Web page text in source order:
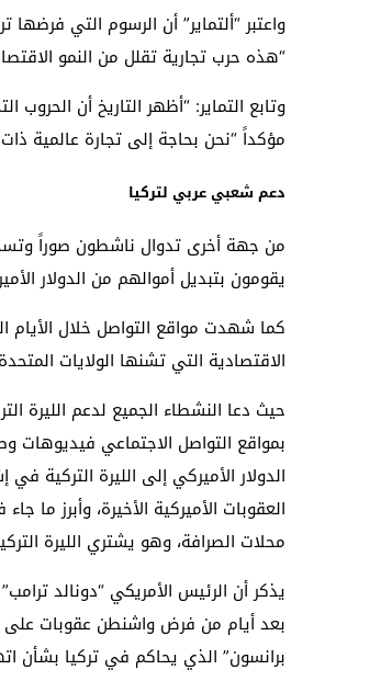
واعتبر “ألتماير” أن الرسوم التي فرضها
“هذه حرب تجارية تقلل من النمو
وتابع التماير: “أظهر التاريخ أن
مؤكداً “نحن بحاجة إلى تجارة عالمية
دعم شعبي عربي لتركيا
من جهة أخرى تدوال ناشطون صوراً
يقومون بتبديل أموالهم من الدولار
كما شهدت مواقع التواصل خلال الأيام
الاقتصادية التي تشنها الولايات
حيث دعا النشطاء الجميع لدعم الليرة
بمواقع التواصل الاجتماعي
الدولار الأميركي إلى الليرة التركية
العقوبات الأميركية الأخيرة،
محلات الصرافة، وهو يشتري الليرة
يذكر أن الرئيس الأمريكي “دونالد
بعد أيام من فرض واشنطن عقوبات على
برانسون” الذي يحاكم في تركيا بشأن